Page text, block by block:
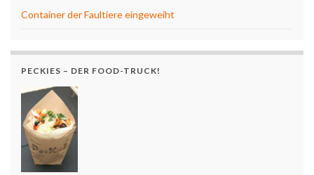
Container der Faultiere eingeweiht
PECKIES – DER FOOD-TRUCK!